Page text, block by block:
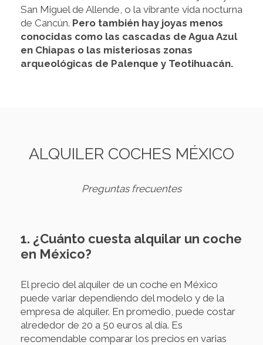
San Miguel de Allende, o la vibrante vida nocturna
de Cancún. Pero también hay joyas menos
conocidas como las cascadas de Agua Azul
en Chiapas o las misteriosas zonas
arqueológicas de Palenque y Teotihuacán.
ALQUILER COCHES MÉXICO
Preguntas frecuentes
1. ¿Cuánto cuesta alquilar un coche
en México?
El precio del alquiler de un coche en México
puede variar dependiendo del modelo y de la
empresa de alquiler. En promedio, puede costar
alrededor de 20 a 50 euros al día. Es
recomendable comparar los precios en varias